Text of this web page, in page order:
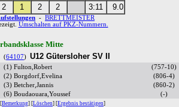
2 1 2 2 3:11 9.0
- BRETTMEISTER
Umschalten auf PKZ-Nummern.
Mitte
(64107) U12 Gütersloher SV II
(1) Fulton,Robert
(757-10)
(2) Borgdorf,Evelina
(806-4)
(3) Betcher,Jannis
(860-2)
(6) Boudaouara,Youssef
(-)
[Bemerkung] [Löschen] [Ergebnis bestätigen]